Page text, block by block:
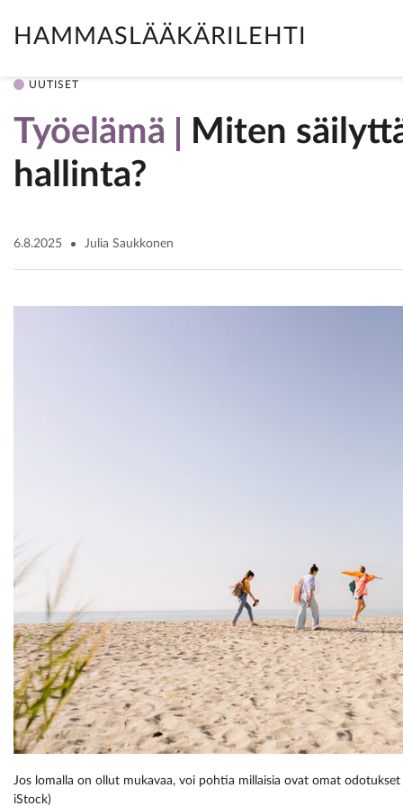
HAMMASLÄÄKÄRILEHTI
UUTISET
Työelämä
Miten
hallinta?
6.8.2025 Julia Saukkonen
Jos lomalla on ollut mukavaa, voi pohtia millaisia ovat omat odotukset
iStock)